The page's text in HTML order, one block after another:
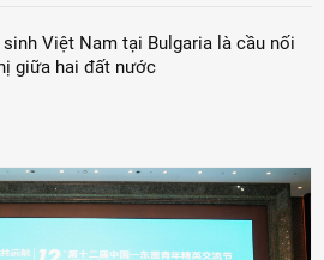
sinh Việt Nam tại Bulgaria là cầu nối
giữa hai đất nước